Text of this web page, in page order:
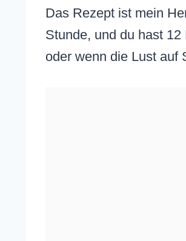
Das Rezept ist mein
Stunde, und du hast
oder wenn die Lust auf